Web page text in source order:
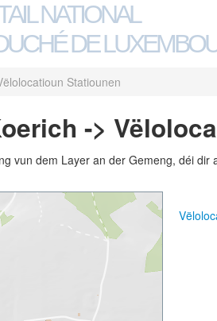
NATIONAL
DE
Statiounen
->
vun dem Layer an der Gemeng, déi